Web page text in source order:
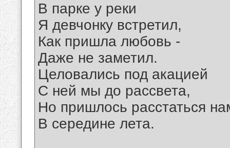
В парке у реки
Я девчонку встретил,
Как пришла любовь -
Даже не заметил.
Целовались под акацией
С ней мы до рассвета,
Но пришлось расстаться
В середине лета.